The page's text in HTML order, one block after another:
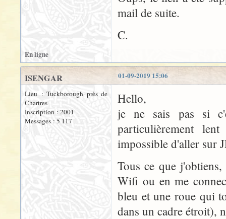
mail de suite.
C.
En ligne
01-09-2019 15:06
ISENGAR
Lieu : Tuckborough près de
Chartres
Inscription : 2001
Messages : 5 117
Hello,
je ne sais pas si
particulièrement
impossible d'aller sur
Tous ce que
Wifi ou en me
bleu et une roue qui
dans un cadre étroit),